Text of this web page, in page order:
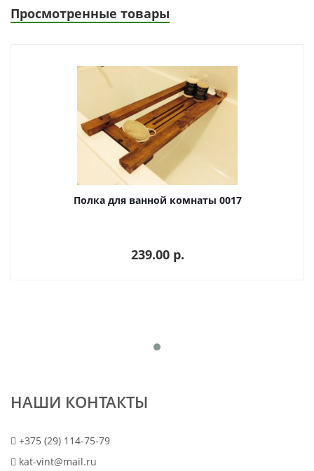
Просмотренные товары
Полка для ванной комнаты 0017
239.00 p.
НАШИ КОНТАКТЫ
+375 (29) 114-75-79
kat-vint@mail.ru